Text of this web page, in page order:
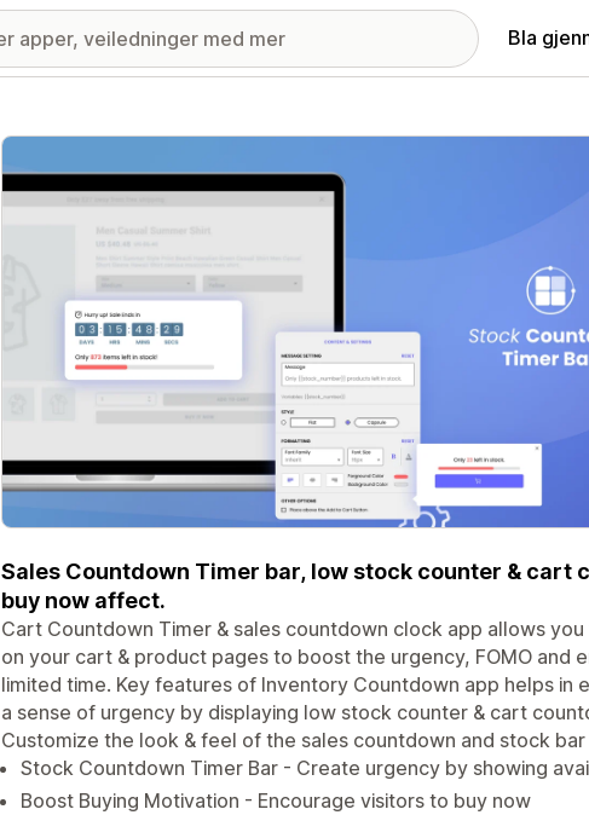
Bla
Galleri med fremhevede bilder
Sales Countdown Timer bar, low stock counter & cart
buy now affect.
Cart Countdown Timer & sales countdown clock app allows
on your cart & product pages to boost the urgency, FOMO and
limited time. Key features of Inventory Countdown app helps in
a sense of urgency by displaying low stock counter & cart
Customize the look & feel of the sales countdown and stock
Stock Countdown Timer Bar - Create urgency by showing
Boost Buying Motivation - Encourage visitors to buy now